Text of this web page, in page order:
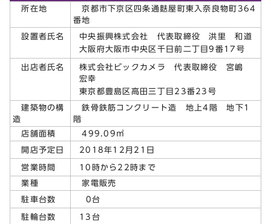
所在地
京都市下京区四条通麩屋町東入奈良物町364
番地
設置者氏名
中央振興株式会社 代表取締役 洪里 和道
大阪府大阪市中央区千日前二丁目9番17号
出店者氏名
株式会社ビックカメラ 代表取締役 宮嶋
宏幸
東京都豊島区高田三丁目23番23号
建築物の構
造
鉄骨鉄筋コンクリート造 地上4階 地下1
階
店舗面積
499.09㎡
開店予定日 2018年12月21日
営業時間 10時から22時まで
業種 家電販売
駐車台数 0台
駐輪台数 13台